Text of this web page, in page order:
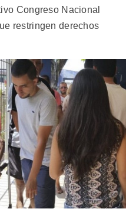
Congreso Nacional
restringen derechos